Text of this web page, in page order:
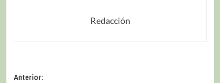
Redacción
Anterior: